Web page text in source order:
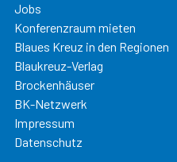
Jobs
Konferenzraum mieten
Blaues Kreuz in den Regionen
Blaukreuz-Verlag
Brockenhäuser
BK-Netzwerk
Impressum
Datenschutz